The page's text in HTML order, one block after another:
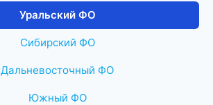
Уральский ФО
Сибирский ФО
Дальневосточный ФО
Южный ФО